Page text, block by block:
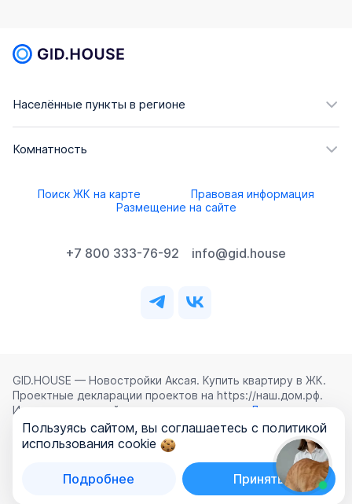
Населённые пункты в регионе
Комнатность
Поиск ЖК на карте
Правовая информация
Размещение на сайте
+7 800 333-76-92 info@gid.house
GID.HOUSE — Новостройки Аксая. Купить квартиру в ЖК.
Проектные декларации проектов на https://наш.дом.рф.
Использование сайта означает согласие с
Лицензионным
соглашением ,Политикой конфиденциальностии
Политикой обработки персональных данных
ООО «ГИД.ХАУЗ»
Пользуясь сайтом, вы соглашаетесь с политикой
использования cookie
Подробнее Принять